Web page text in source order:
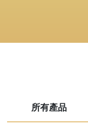
所有產品